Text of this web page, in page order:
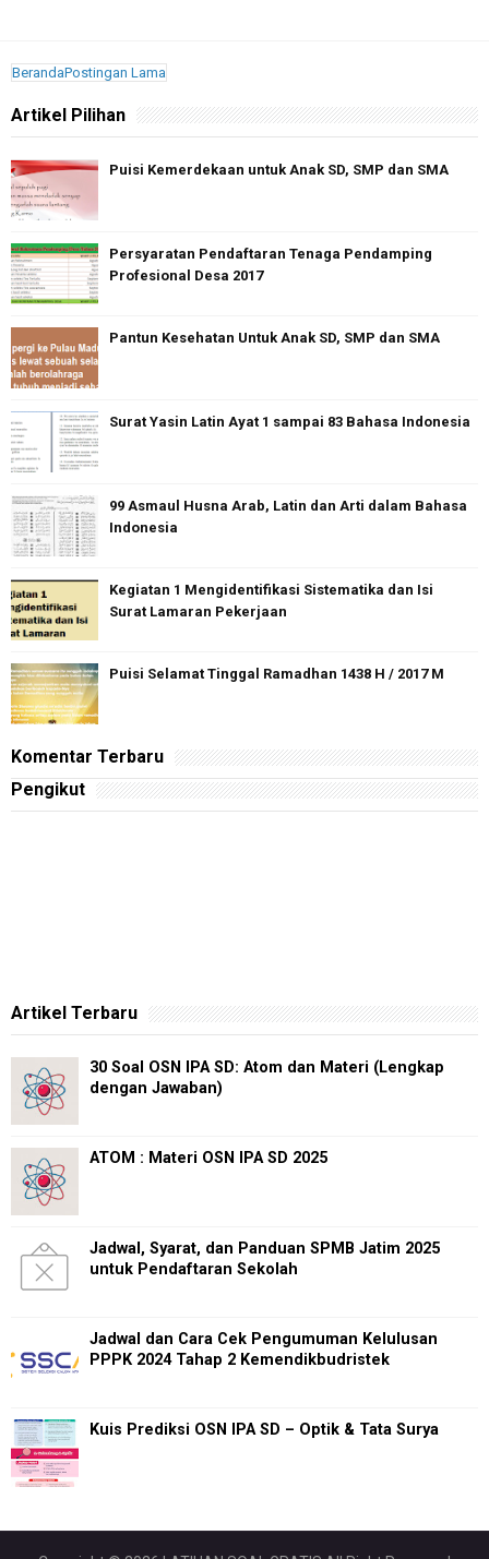
Postingan Lama
Beranda
Artikel Pilihan
Puisi Kemerdekaan untuk Anak SD, SMP dan SMA
Persyaratan Pendaftaran Tenaga Pendamping
Profesional Desa 2017
Pantun Kesehatan Untuk Anak SD, SMP dan SMA
Surat Yasin Latin Ayat 1 sampai 83 Bahasa Indonesia
99 Asmaul Husna Arab, Latin dan Arti dalam Bahasa
Indonesia
Kegiatan 1 Mengidentifikasi Sistematika dan Isi
Surat Lamaran Pekerjaan
Puisi Selamat Tinggal Ramadhan 1438 H / 2017 M
Komentar Terbaru
Pengikut
Artikel Terbaru
30 Soal OSN IPA SD: Atom dan Materi (Lengkap
dengan Jawaban)
ATOM : Materi OSN IPA SD 2025
Jadwal, Syarat, dan Panduan SPMB Jatim 2025
untuk Pendaftaran Sekolah
Jadwal dan Cara Cek Pengumuman Kelulusan
PPPK 2024 Tahap 2 Kemendikbudristek
Kuis Prediksi OSN IPA SD – Optik & Tata Surya